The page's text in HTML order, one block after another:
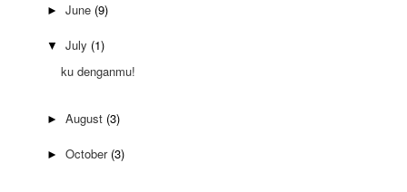
► June (9)
▼ July (1)
ku denganmu!
► August (3)
► October (3)